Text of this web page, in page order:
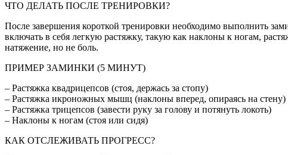
ЧТО ДЕЛАТЬ ПОСЛЕ ТРЕНИРОВКИ?
После завершения короткой тренировки необходимо выполнить
включать в себя легкую растяжку, такую как наклоны к ногам,
натяжение, но не боль.
ПРИМЕР ЗАМИНКИ (5 МИНУТ)
– Растяжка квадрицепсов (стоя, держась за стопу)
– Растяжка икроножных мышц (наклоны вперед, опираясь на стену)
– Растяжка трицепсов (завести руку за голову и потянуть локоть)
– Наклоны к ногам (стоя или сидя)
КАК ОТСЛЕЖИВАТЬ ПРОГРЕСС?